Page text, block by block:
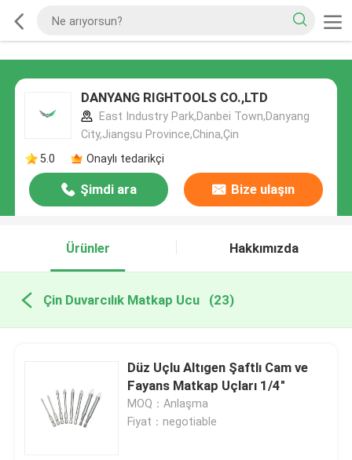
DANYANG RIGHTOOLS CO.,LTD
East Industry Park,Danbei Town,Danyang
City,Jiangsu Province,China,Çin
5.0
Onaylı tedarikçi
Şimdi ara Bize ulaşın
Ürünler Hakkımızda
Çin Duvarcılık Matkap Ucu (23)
Düz Uçlu Altıgen Şaftlı Cam ve
Fayans Matkap Uçları 1/4"
MOQ：Anlaşma
Fiyat：negotiable